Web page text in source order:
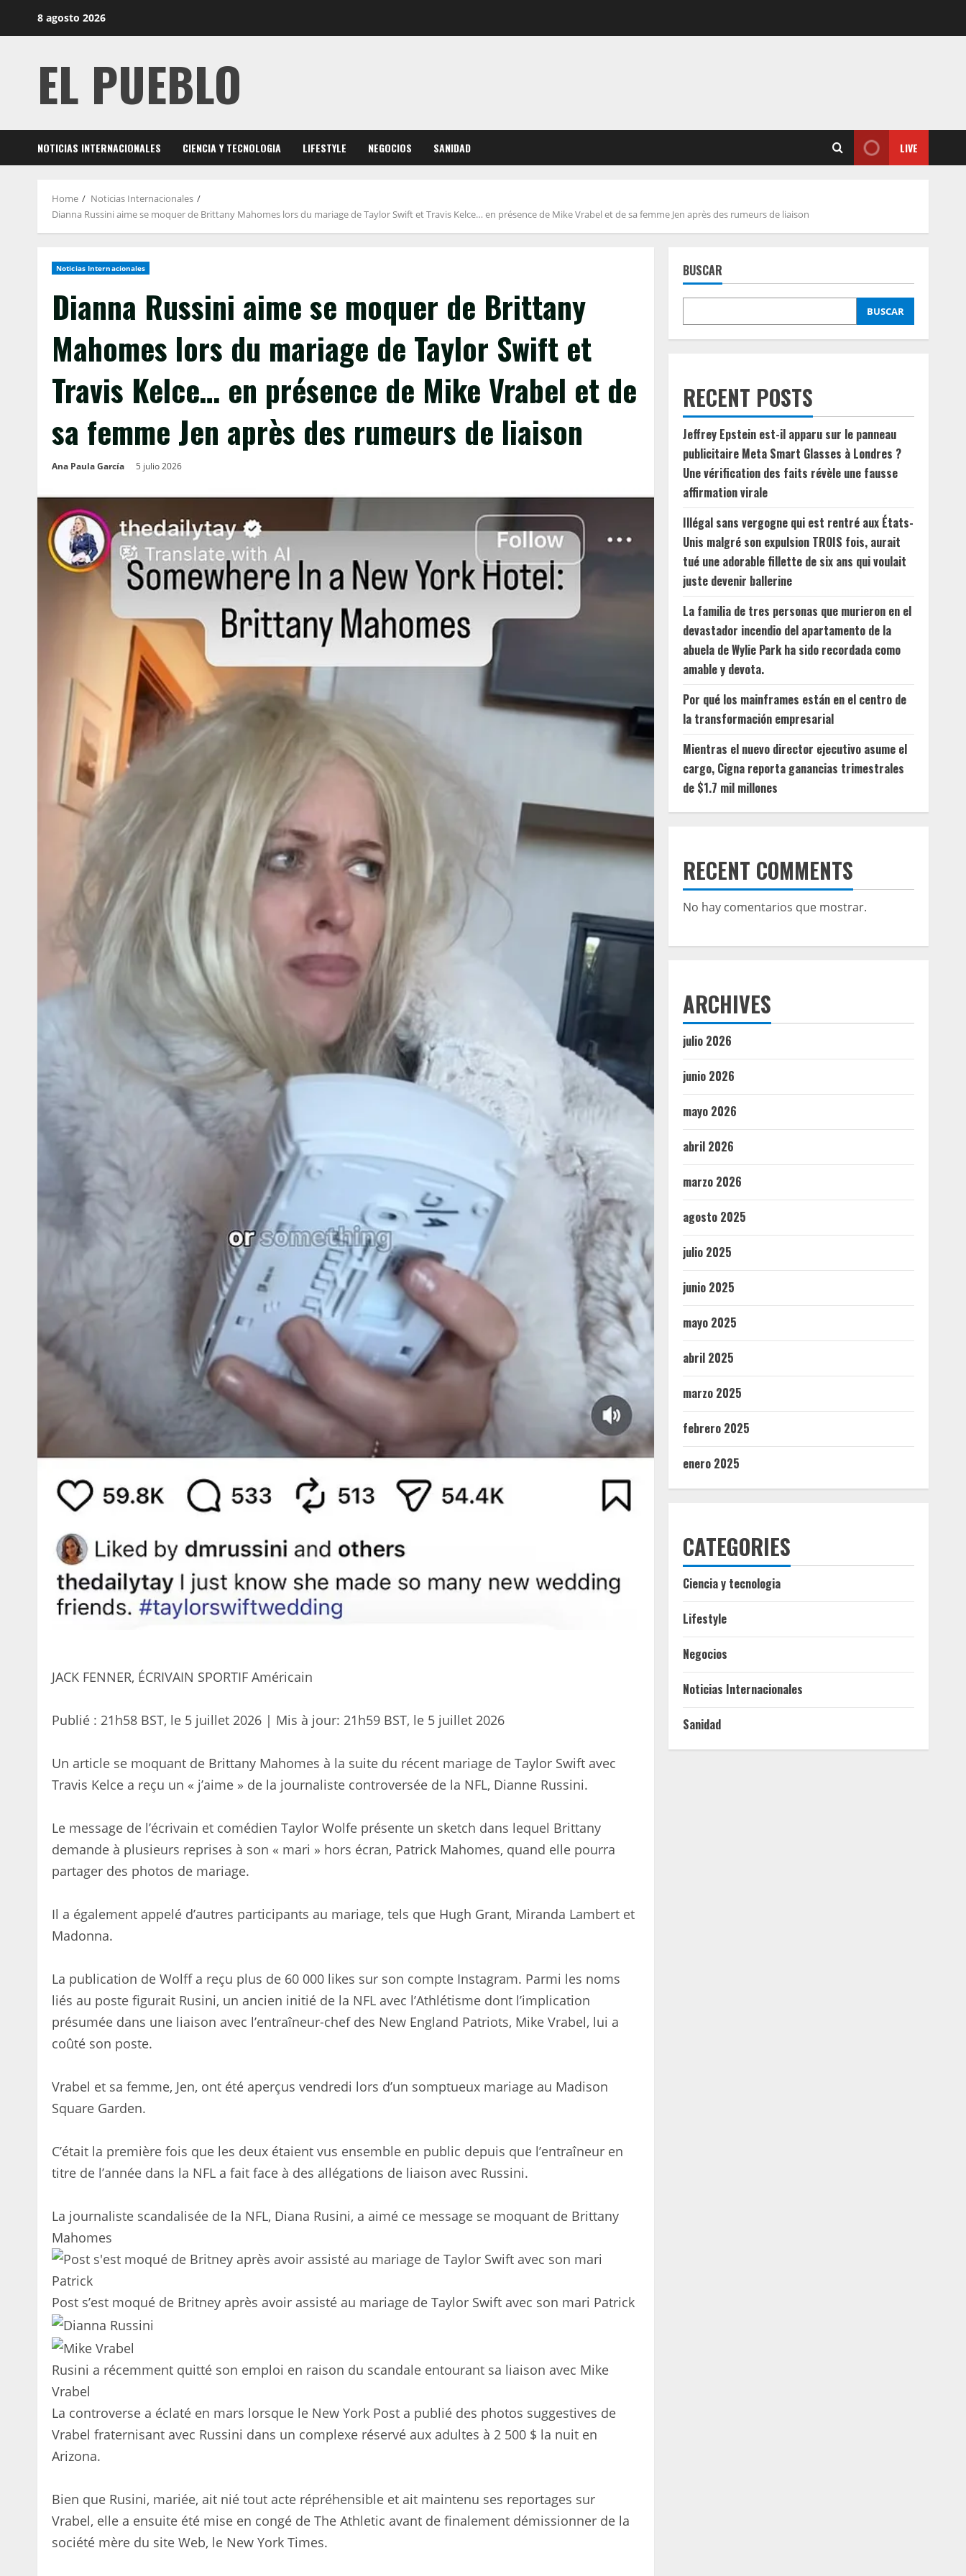
8 agosto 2026
EL PUEBLO
NOTICIAS INTERNACIONALES CIENCIA Y TECNOLOGIA LIFESTYLE NEGOCIOS SANIDAD LIVE
Home
Noticias Internacionales
Dianna Russini aime se moquer de Brittany Mahomes lors du mariage de Taylor Swift et Travis Kelce… en présence de Mike Vrabel et de sa femme Jen après des rumeurs de liaison
Noticias Internacionales
Dianna Russini aime se moquer de Brittany
Mahomes lors du mariage de Taylor Swift et
Travis Kelce… en présence de Mike Vrabel et de
sa femme Jen après des rumeurs de liaison
Ana Paula García 5 julio 2026
JACK FENNER, ÉCRIVAIN SPORTIF Américain
Publié : 21h58 BST, le 5 juillet 2026 | Mis à jour: 21h59 BST, le 5 juillet 2026
Un article se moquant de Brittany Mahomes à la suite du récent mariage de Taylor Swift avec
Travis Kelce a reçu un « j’aime » de la journaliste controversée de la NFL, Dianne Russini.
Le message de l’écrivain et comédien Taylor Wolfe présente un sketch dans lequel Brittany
demande à plusieurs reprises à son « mari » hors écran, Patrick Mahomes, quand elle pourra
partager des photos de mariage.
Il a également appelé d’autres participants au mariage, tels que Hugh Grant, Miranda Lambert et
Madonna.
La publication de Wolff a reçu plus de 60 000 likes sur son compte Instagram. Parmi les noms
liés au poste figurait Rusini, un ancien initié de la NFL avec l’Athlétisme dont l’implication
présumée dans une liaison avec l’entraîneur-chef des New England Patriots, Mike Vrabel, lui a
coûté son poste.
Vrabel et sa femme, Jen, ont été aperçus vendredi lors d’un somptueux mariage au Madison
Square Garden.
C’était la première fois que les deux étaient vus ensemble en public depuis que l’entraîneur en
titre de l’année dans la NFL a fait face à des allégations de liaison avec Russini.
La journaliste scandalisée de la NFL, Diana Rusini, a aimé ce message se moquant de Brittany
Mahomes
Post s’est moqué de Britney après avoir assisté au mariage de Taylor Swift avec son mari Patrick
Rusini a récemment quitté son emploi en raison du scandale entourant sa liaison avec Mike
Vrabel
La controverse a éclaté en mars lorsque le New York Post a publié des photos suggestives de
Vrabel fraternisant avec Russini dans un complexe réservé aux adultes à 2 500 $ la nuit en
Arizona.
Bien que Rusini, mariée, ait nié tout acte répréhensible et ait maintenu ses reportages sur
Vrabel, elle a ensuite été mise en congé de The Athletic avant de finalement démissionner de la
société mère du site Web, le New York Times.
BUSCAR
BUSCAR
RECENT POSTS
Jeffrey Epstein est-il apparu sur le panneau
publicitaire Meta Smart Glasses à Londres ?
Une vérification des faits révèle une fausse
affirmation virale
Illégal sans vergogne qui est rentré aux États-
Unis malgré son expulsion TROIS fois, aurait
tué une adorable fillette de six ans qui voulait
juste devenir ballerine
La familia de tres personas que murieron en el
devastador incendio del apartamento de la
abuela de Wylie Park ha sido recordada como
amable y devota.
Por qué los mainframes están en el centro de
la transformación empresarial
Mientras el nuevo director ejecutivo asume el
cargo, Cigna reporta ganancias trimestrales
de $1.7 mil millones
RECENT COMMENTS
No hay comentarios que mostrar.
ARCHIVES
julio 2026
junio 2026
mayo 2026
abril 2026
marzo 2026
agosto 2025
julio 2025
junio 2025
mayo 2025
abril 2025
marzo 2025
febrero 2025
enero 2025
CATEGORIES
Ciencia y tecnologia
Lifestyle
Negocios
Noticias Internacionales
Sanidad